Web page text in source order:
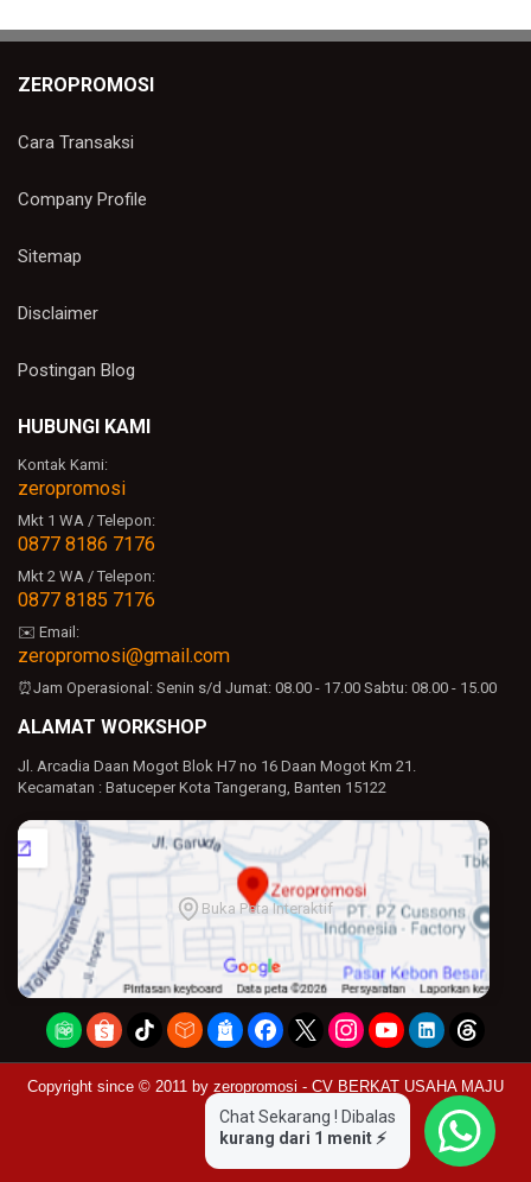
ZEROPROMOSI
Cara Transaksi
Company Profile
Sitemap
Disclaimer
Postingan Blog
HUBUNGI KAMI
Kontak Kami:
zeropromosi
Mkt 1 WA / Telepon:
0877 8186 7176
Mkt 2 WA / Telepon:
0877 8185 7176
✉️ Email:
zeropromosi@gmail.com
⏰Jam Operasional: Senin s/d Jumat: 08.00 - 17.00 Sabtu: 08.00 - 15.00
ALAMAT WORKSHOP
Jl. Arcadia Daan Mogot Blok H7 no 16 Daan Mogot Km 21.
Kecamatan : Batuceper Kota Tangerang, Banten 15122
Buka Peta Interaktif
Copyright since © 2011 by zeropromosi - CV BERKAT USAHA MAJU
Chat Sekarang ! Dibalas
kurang dari 1 menit ⚡